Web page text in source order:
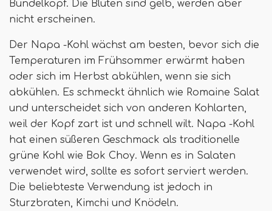
Bündelkopf. Die Blüten sind gelb, werden aber
nicht erscheinen.
Der Napa -Kohl wächst am besten, bevor sich die
Temperaturen im Frühsommer erwärmt haben
oder sich im Herbst abkühlen, wenn sie sich
abkühlen. Es schmeckt ähnlich wie Romaine Salat
und unterscheidet sich von anderen Kohlarten,
weil der Kopf zart ist und schnell wilt. Napa -Kohl
hat einen süßeren Geschmack als traditionelle
grüne Kohl wie Bok Choy. Wenn es in Salaten
verwendet wird, sollte es sofort serviert werden.
Die beliebteste Verwendung ist jedoch in
Sturzbraten, Kimchi und Knödeln.